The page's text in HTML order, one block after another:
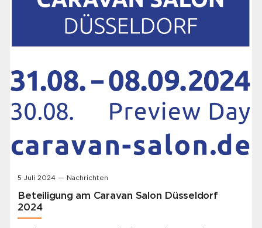
5 Juli 2024 — Nachrichten
Beteiligung am Caravan Salon Düsseldorf
2024